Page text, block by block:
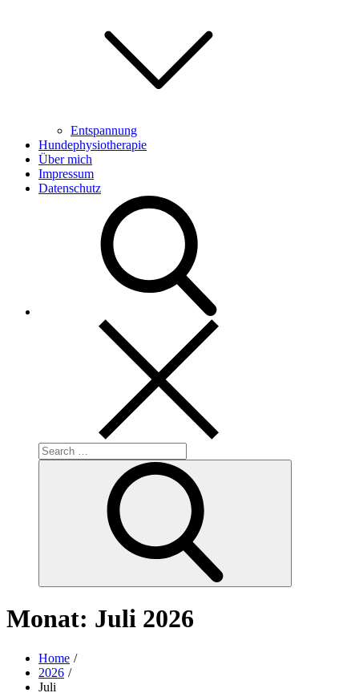
Entspannung
Hundephysiotherapie
Über mich
Impressum
Datenschutz
Search
for:
Monat: Juli 2026
Home
2026
Juli